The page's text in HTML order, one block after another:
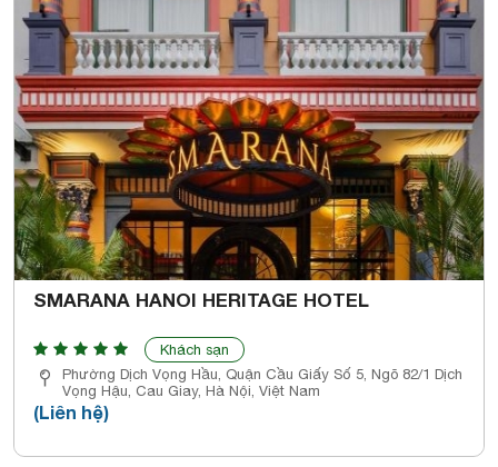
SMARANA HANOI HERITAGE HOTEL
Khách sạn
Phường Dịch Vọng Hầu, Quận Cầu Giấy Số 5, Ngõ 82/1 Dịch
Vọng Hậu, Cau Giay, Hà Nội, Việt Nam
(Liên hệ)